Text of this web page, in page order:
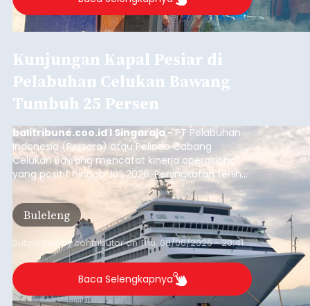
Kunjungan Kapal Pesiar di
Pelabuhan Celukan Bawang
Tumbuh 25 Persen
balitribune.coo.id I Singaraja -PT Pelabuhan
Indonesia (Persero) atau Pelindo Cabang
Celukan Bawang mencatat kinerja operasional
yang positif hingga Juli 2026. Peningkatan terlihat
dari arus kapal yang mencapai 1,48 juta Gross
Tonnage (GT), atau tumbuh 12,4 persen
dibandingkan periode yang sama tahun lalu
yang tercatat sebesar 1,32 juta GT.
Buleleng
Submitted bycontributoronThu, 08/06/2026 - 20:41
Baca Selengkapnya